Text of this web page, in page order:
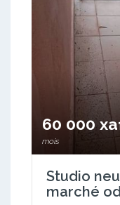
60 000
mois
Studio
marché